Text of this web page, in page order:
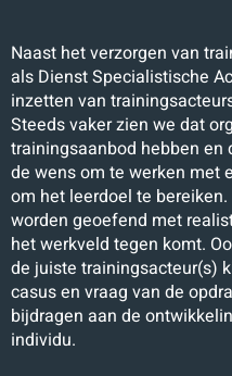
Naast het verzorgen van
als Dienst Specialistische
inzetten van
Steeds vaker zien we dat
trainingsaanbod hebben
de wens om te werken met
om het leerdoel te
worden geoefend met
het werkveld tegen komt.
de juiste trainingsacteur(s)
casus en vraag van de
bijdragen aan de
individu.